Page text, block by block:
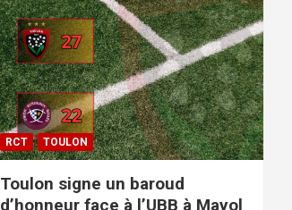
RCT TOULON
Toulon signe un baroud
d’honneur face à l’UBB à Mayol